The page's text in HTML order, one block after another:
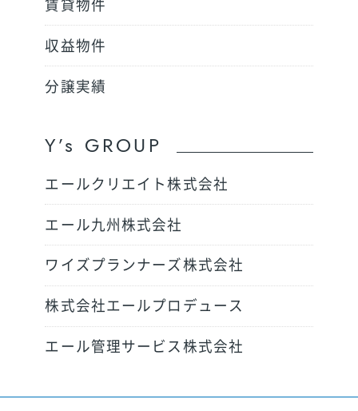
賃貸物件
収益物件
分譲実績
Y’s GROUP
エールクリエイト株式会社
エール九州株式会社
ワイズプランナーズ株式会社
株式会社エールプロデュース
エール管理サービス株式会社